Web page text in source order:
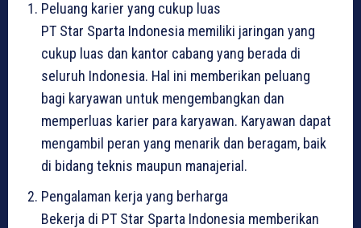
Peluang karier yang cukup luas
PT Star Sparta Indonesia memiliki jaringan yang
cukup luas dan kantor cabang yang berada di
seluruh Indonesia. Hal ini memberikan peluang
bagi karyawan untuk mengembangkan dan
memperluas karier para karyawan. Karyawan dapat
mengambil peran yang menarik dan beragam, baik
di bidang teknis maupun manajerial.
Pengalaman kerja yang berharga
Bekerja di PT Star Sparta Indonesia memberikan